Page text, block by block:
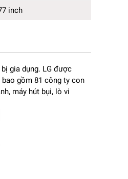
inch
gia dụng. LG được
bao gồm 81 công ty con
máy hút bụi, lò vi